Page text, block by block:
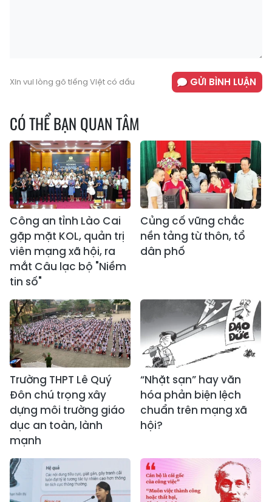
Xin vui lòng gõ tiếng Việt có dấu GỬI BÌNH LUẬN
CÓ THỂ BẠN QUAN TÂM
Công an tỉnh Lào Cai
gặp mặt KOL, quản trị
viên mạng xã hội, ra
mắt Câu lạc bộ "Niềm
tin số"
Củng cố vững chắc
nền tảng từ thôn, tổ
dân phố
Trường THPT Lê Quý
Đôn chú trọng xây
dựng môi trường giáo
dục an toàn, lành
mạnh
“Nhặt sạn” hay văn
hóa phản biện lệch
chuẩn trên mạng xã
hội?